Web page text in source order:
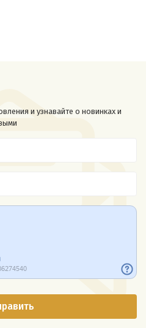
и узнавайте о новинках и